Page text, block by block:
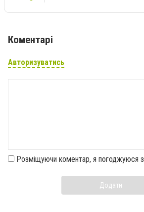
Коментарі
Авторизуватись
Розміщуючи коментар, я погоджуюся з
Додати